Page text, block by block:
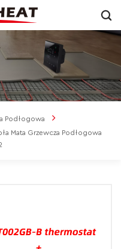
Podłogowa
Mata Grzewcza Podłogowa